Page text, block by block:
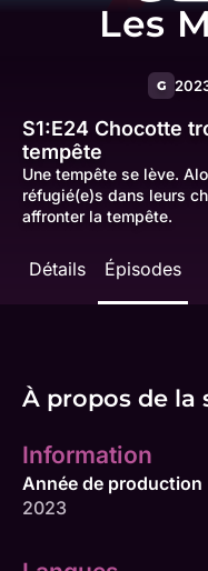
Les
G
S1:E24 Chocotte
tempête
Une tempête se lève.
réfugié(e)s dans leurs
affronter la tempête.
Détails Épisodes
À propos de la
Information
Année de production
2023